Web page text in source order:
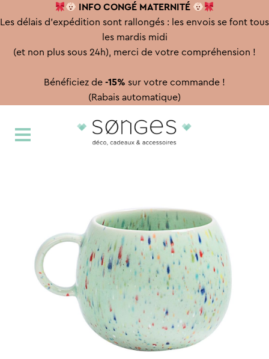
INFO CONGÉ MATERNITÉ
Les délais d'expédition sont rallongés : les envois se font tous
les mardis midi
(et non plus sous 24h), merci de votre compréhension !
Bénéficiez de -15% sur votre commande !
(Rabais automatique)
à
au